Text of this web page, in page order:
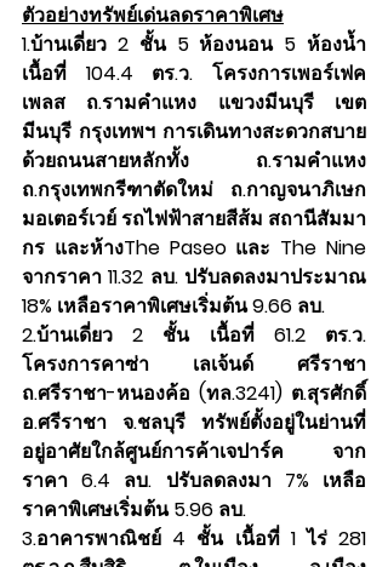
ตัวอย่างทรัพย์เด่นลดราคาพิเศษ
1.บ้านเดี่ยว 2 ชั้น 5 ห้องนอน 5 ห้องน้ำ
เนื้อที่ 104.4 ตร.ว. โครงการเพอร์เฟค
เพลส ถ.รามคำแหง แขวงมีนบุรี เขต
มีนบุรี กรุงเทพฯ การเดินทางสะดวกสบาย
ด้วยถนนสายหลักทั้ง ถ.รามคำแหง
ถ.กรุงเทพกรีฑาตัดใหม่ ถ.กาญจนาภิเษก
มอเตอร์เวย์ รถไฟฟ้าสายสีส้ม สถานีสัมมา
กร และห้างThe Paseo และ The Nine
จากราคา 11.32 ลบ. ปรับลดลงมาประมาณ
18% เหลือราคาพิเศษเริ่มต้น 9.66 ลบ.
2.บ้านเดี่ยว 2 ชั้น เนื้อที่ 61.2 ตร.ว.
โครงการคาซ่า เลเจ้นด์ ศรีราชา
ถ.ศรีราชา-หนองค้อ (ทล.3241) ต.สุรศักดิ์
อ.ศรีราชา จ.ชลบุรี ทรัพย์ตั้งอยู่ในย่านที่
อยู่อาศัยใกล้ศูนย์การค้าเจปาร์ค จาก
ราคา 6.4 ลบ. ปรับลดลงมา 7% เหลือ
ราคาพิเศษเริ่มต้น 5.96 ลบ.
3.อาคารพาณิชย์ 4 ชั้น เนื้อที่ 1 ไร่ 281